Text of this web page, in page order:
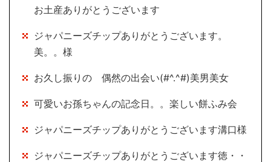
お土産ありがとうございます
ジャパニーズチップありがとうございます。
美。。様
お久し振りの 偶然の出会い(#^.^#)美男美女
可愛いお孫ちゃんの記念日。。楽しい餅ふみ会
ジャパニーズチップありがとうございます溝口様
ジャパニーズチップありがとうございます徳・・